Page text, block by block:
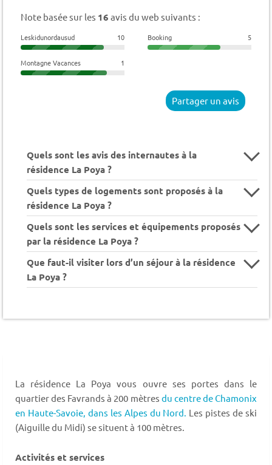
Note basée sur les 16 avis du web suivants :
Leskidunordausud 10 Booking 5
Montagne Vacances 1
Partager un avis
Quels sont les avis des internautes à la
résidence La Poya ?
Quels types de logements sont proposés à la
résidence La Poya ?
Quels sont les services et équipements proposés
par la résidence La Poya ?
Que faut-il visiter lors d’un séjour à la résidence
La Poya ?
La résidence La Poya vous ouvre ses portes dans le
quartier des Favrands à 200 mètres du centre de Chamonix
en Haute-Savoie, dans les Alpes du Nord. Les pistes de ski
(Aiguille du Midi) se situent à 100 mètres.
Activités et services